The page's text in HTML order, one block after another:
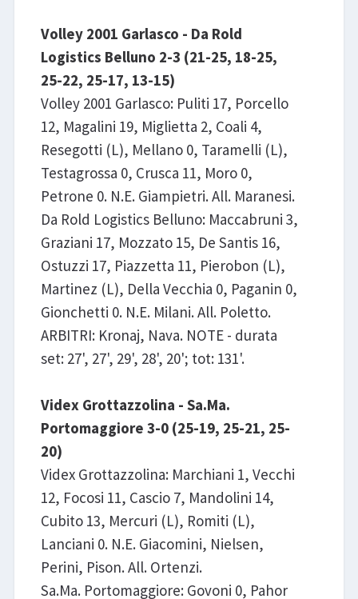
Volley 2001 Garlasco - Da Rold
Logistics Belluno 2-3 (21-25, 18-25,
25-22, 25-17, 13-15)
Volley 2001 Garlasco: Puliti 17, Porcello
12, Magalini 19, Miglietta 2, Coali 4,
Resegotti (L), Mellano 0, Taramelli (L),
Testagrossa 0, Crusca 11, Moro 0,
Petrone 0. N.E. Giampietri. All. Maranesi.
Da Rold Logistics Belluno: Maccabruni 3,
Graziani 17, Mozzato 15, De Santis 16,
Ostuzzi 17, Piazzetta 11, Pierobon (L),
Martinez (L), Della Vecchia 0, Paganin 0,
Gionchetti 0. N.E. Milani. All. Poletto.
ARBITRI: Kronaj, Nava. NOTE - durata
set: 27', 27', 29', 28', 20'; tot: 131'.
Videx Grottazzolina - Sa.Ma.
Portomaggiore 3-0 (25-19, 25-21, 25-
20)
Videx Grottazzolina: Marchiani 1, Vecchi
12, Focosi 11, Cascio 7, Mandolini 14,
Cubito 13, Mercuri (L), Romiti (L),
Lanciani 0. N.E. Giacomini, Nielsen,
Perini, Pison. All. Ortenzi.
Sa.Ma. Portomaggiore: Govoni 0, Pahor